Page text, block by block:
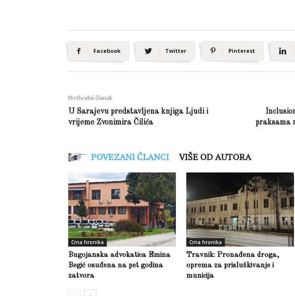
Facebook Twitter Pinterest
Prethodni članak
U Sarajevu predstavljena knjiga Ljudi i
vrijeme Zvonimira Čilića
praksama
POVEZANI ČLANCI VIŠE OD AUTORA
Crna hronika
Bugojanska advokatica Emina
Begić osuđena na pet godina
zatvora
Crna hronika
Travnik: Pronađena droga,
oprema za prisluškivanje i
municija